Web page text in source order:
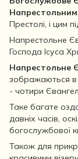
Напрестольним
Престолі, і цим
Напрестольне
Господа Ісуса
Напрестольне
зображаються в
- чотири
Таке багате
давніх часів,
богослужбової
Також для